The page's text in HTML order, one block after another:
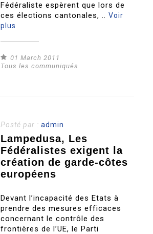
Fédéraliste espèrent que lors de
ces élections cantonales, ..Voir
plus
01 March 2011
Tous les communiqués
Posté par :admin
Lampedusa, Les
Fédéralistes exigent la
création de garde-côtes
européens
Devant l’incapacité des Etats à
prendre des mesures efficaces
concernant le contrôle des
frontières de l’UE, le Parti